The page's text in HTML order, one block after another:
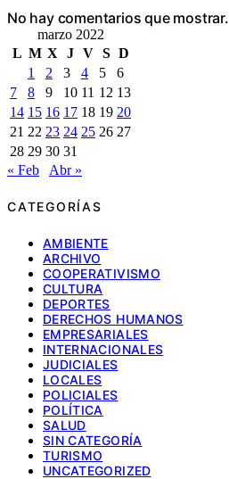
No hay comentarios que mostrar.
marzo 2022
L M X J V S D
1
2 3 4 5
6
7
8 9 10 11 12 13
14 15 16 17 18 19 20
21 22 23 24 25 26 27
28 29 30 31
« Feb
Abr »
CATEGORÍAS
AMBIENTE
ARCHIVO
COOPERATIVISMO
CULTURA
DEPORTES
DERECHOS HUMANOS
EMPRESARIALES
INTERNACIONALES
JUDICIALES
LOCALES
POLICIALES
POLÍTICA
SALUD
SIN CATEGORÍA
TURISMO
UNCATEGORIZED